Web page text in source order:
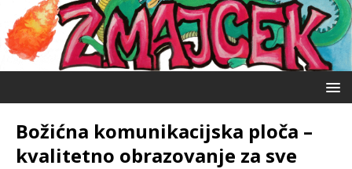
Božićna komunikacijska ploča –
kvalitetno obrazovanje za sve